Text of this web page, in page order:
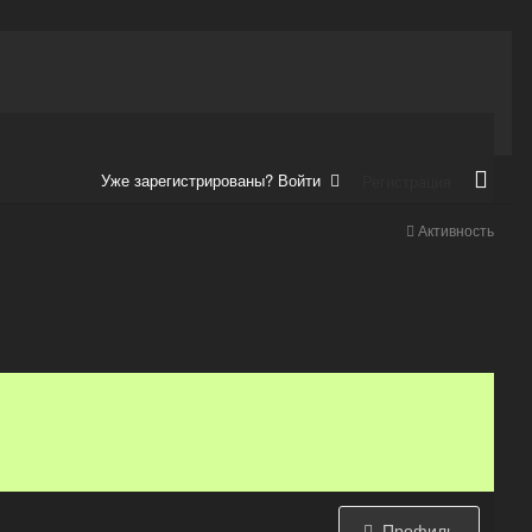
Уже зарегистрированы? Войти
Активность